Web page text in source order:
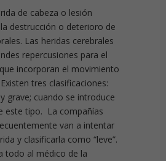
de cabeza o lesión
destrucción o deterioro de
Las heridas cerebrales
repercusiones para el
incorporan el movimiento
tres clasificaciones:
grave; cuando se introduce
este tipo. La compañías
van a intentar
y clasificarla como “leve”.
todo al médico de la